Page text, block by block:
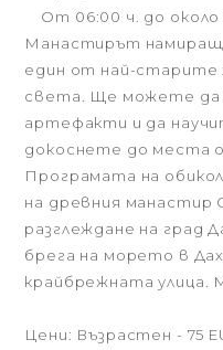
От 06:00 ч. до около
Манастирът намиращ
един от най-старите
света. Ще можете да
артефакти и да
докоснете до места
Програмата на
на древния манастир
разглеждане на град
брега на морето в
крайбрежната улица.
Цени: Възрастен - 75